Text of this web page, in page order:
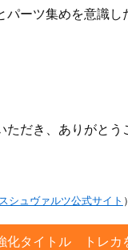
パーツ集めを意識し
ただき、ありがとう
シュヴァルツ公式サイト ）
化タイトル トレカ